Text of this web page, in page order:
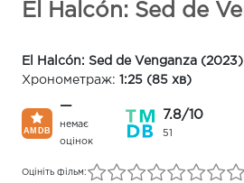
El Halcón: Sed de
El Halcón: Sed de Venganza (2023)
Хронометраж: 1:25 (85 хв)
—
немає
оцінок
7.8/10
51
Оцініть фільм: